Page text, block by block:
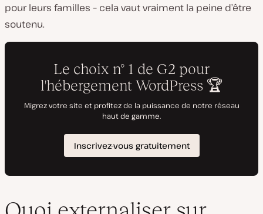
pour leurs familles – cela vaut vraiment la peine d’être
soutenu.